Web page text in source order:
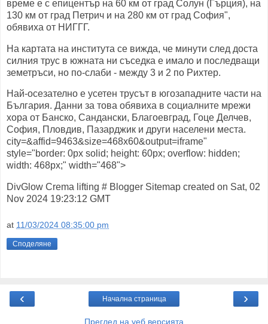
време е с епицентър на 60 км от град Солун (Гърция), на
130 км от град Петрич и на 280 км от град София",
обявиха от НИГГГ.
На картата на института се вижда, че минути след доста
силния трус в южната ни съседка е имало и последващи
земетръси, но по-слаби - между 3 и 2 по Рихтер.
Най-осезателно е усетен трусът в югозападните части на
България. Данни за това обявиха в социалните мрежи
хора от Банско, Сандански, Благоевград, Гоце Делчев,
София, Пловдив, Пазарджик и други населени места.
city=&affid=9463&size=468x60&output=iframe"
style="border: 0px solid; height: 60px; overflow: hidden;
width: 468px;" width="468">
DivGlow Crema lifting # Blogger Sitemap created on Sat, 02
Nov 2024 19:23:12 GMT
at 11/03/2024 08:35:00 pm
Споделяне
‹ ›
Начална страница
Преглед на уеб версията